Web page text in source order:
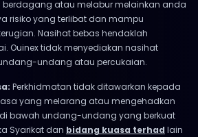
berdagang atau melabur melainkan anda
risiko yang terlibat dan mampu
Nasihat bebas hendaklah
Ouinex tidak menyediakan nasihat
undang atau percukaian.
Perkhidmatan tidak ditawarkan kepada
yang melarang atau mengehadkan
bawah undang-undang yang berkuat
Syarikat dan bidang kuasa terhad lain